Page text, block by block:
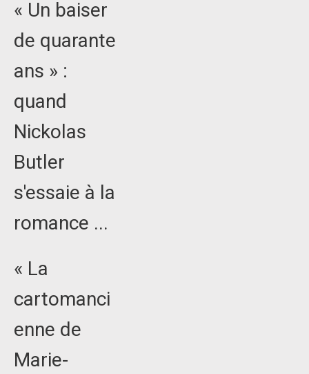
« Un baiser
de quarante
ans » :
quand
Nickolas
Butler
s'essaie à la
romance ...
« La
cartomanci
enne de
Marie-